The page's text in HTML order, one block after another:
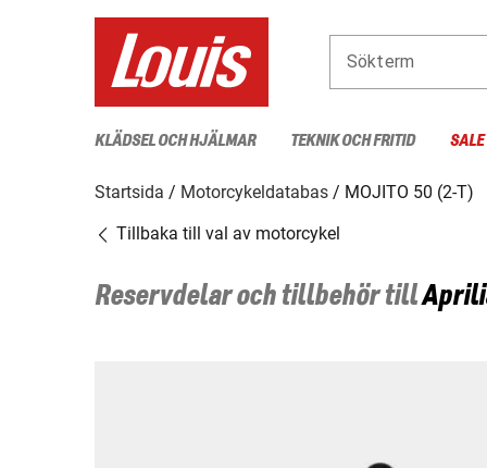
Sökterm
KLÄDSEL OCH HJÄLMAR TEKNIK OCH FRITID
Startsida Motorcykeldatabas
MOJITO 50 (2-T)
Tillbaka till val av motorcykel
Reservdelar och tillbehör till